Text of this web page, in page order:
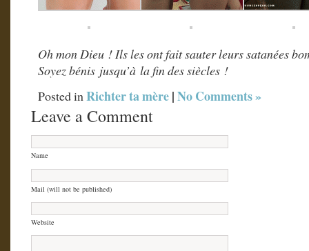
Oh mon Dieu ! Ils les ont fait sauter leurs satanées
Soyez bénis jusqu’à la fin des siècles !
Posted inRichter ta mère|No Comments »
Leave a Comment
Name
Mail (will not be published)
Website